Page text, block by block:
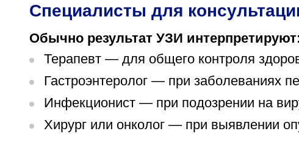
Специалисты для
Обычно результат УЗИ
Терапевт — для общего контроля
Гастроэнтеролог — при заболеваниях
Инфекционист — при подозрении на
Хирург или онколог — при выявлении